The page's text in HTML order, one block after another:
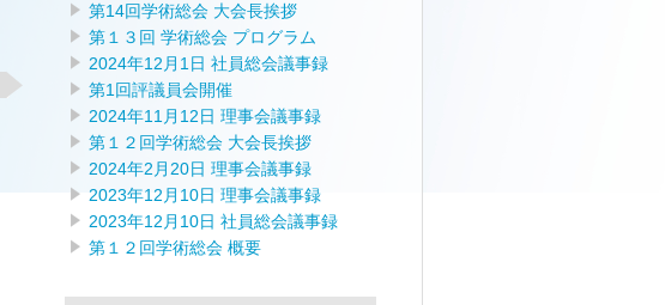
第14回学術総会 大会長挨拶
第１３回 学術総会 プログラム
2024年12月1日 社員総会議事録
第1回評議員会開催
2024年11月12日 理事会議事録
第１２回学術総会 大会長挨拶
2024年2月20日 理事会議事録
2023年12月10日 理事会議事録
2023年12月10日 社員総会議事録
第１２回学術総会 概要